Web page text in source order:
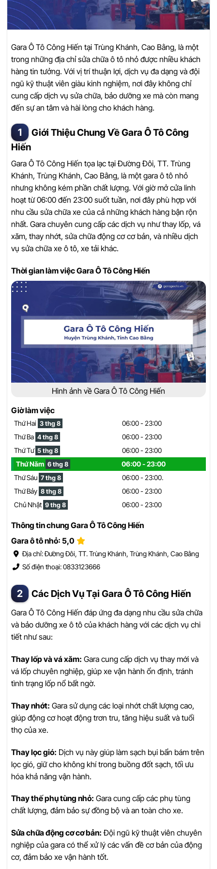
Gara Ô Tô Công Hiến tại Trùng Khánh, Cao Bằng, là một
trong những địa chỉ sửa chữa ô tô nhỏ được nhiều khách
hàng tin tưởng. Với vị trí thuận lợi, dịch vụ đa dạng và đội
ngũ kỹ thuật viên giàu kinh nghiệm, nơi đây không chỉ
cung cấp dịch vụ sửa chữa, bảo dưỡng xe mà còn mang
đến sự an tâm và hài lòng cho khách hàng.
Giới Thiệu Chung Về Gara Ô Tô Công
Hiến
Gara Ô Tô Công Hiến tọa lạc tại Đường Đôi, TT. Trùng
Khánh, Trùng Khánh, Cao Bằng, là một gara ô tô nhỏ
nhưng không kém phần chất lượng. Với giờ mở cửa linh
hoạt từ 06:00 đến 23:00 suốt tuần, nơi đây phù hợp với
nhu cầu sửa chữa xe của cả những khách hàng bận rộn
nhất. Gara chuyên cung cấp các dịch vụ như thay lốp, vá
xăm, thay nhớt, sửa chữa động cơ cơ bản, và nhiều dịch
vụ sửa chữa xe ô tô, xe tải khác.
Thời gian làm việc Gara Ô Tô Công Hiến
Hình ảnh về Gara Ô Tô Công Hiến
Giờ làm việc
Thứ Hai 3 thg 8
06:00 - 23:00
Thứ Ba 4 thg 8
06:00 - 23:00
Thứ Tư 5 thg 8
06:00 - 23:00
Thứ Năm 6 thg 8
06:00 - 23:00
Thứ Sáu 7 thg 8
06:00 - 23:00.
Thứ Bảy 8 thg 8
06:00 - 23:00
Chủ Nhật 9 thg 8 06:00 - 23:00
Thông tin chung Gara Ô Tô Công Hiến
Gara ô tô nhỏ: 5,0
Địa chỉ: Đường Đôi, TT. Trùng Khánh, Trùng Khánh, Cao Bằng
Số điện thoại: 0833123666
Các Dịch Vụ Tại Gara Ô Tô Công Hiến
Gara Ô Tô Công Hiến đáp ứng đa dạng nhu cầu sửa chữa
và bảo dưỡng xe ô tô của khách hàng với các dịch vụ chi
tiết như sau:
Thay lốp và vá xăm: Gara cung cấp dịch vụ thay mới và
vá lốp chuyên nghiệp, giúp xe vận hành ổn định, tránh
tình trạng lốp nổ bất ngờ.
Thay nhớt: Gara sử dụng các loại nhớt chất lượng cao,
giúp động cơ hoạt động trơn tru, tăng hiệu suất và tuổi
thọ của xe.
Thay lọc gió: Dịch vụ này giúp làm sạch bụi bẩn bám trên
lọc gió, giữ cho không khí trong buồng đốt sạch, tối ưu
hóa khả năng vận hành.
Thay thế phụ tùng nhỏ: Gara cung cấp các phụ tùng
chất lượng, đảm bảo sự đồng bộ và an toàn cho xe.
Sửa chữa động cơ cơ bản: Đội ngũ kỹ thuật viên chuyên
nghiệp của gara có thể xử lý các vấn đề cơ bản của động
cơ, đảm bảo xe vận hành tốt.